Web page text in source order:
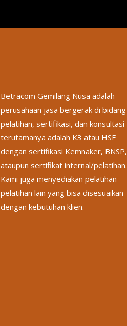
Betracom Gemilang Nusa adalah
perusahaan jasa bergerak di bidang
pelatihan, sertifikasi, dan konsultasi
terutamanya adalah K3 atau HSE
dengan sertifikasi Kemnaker, BNSP,
ataupun sertifikat internal/pelatihan.
Kami juga menyediakan pelatihan-
pelatihan lain yang bisa disesuaikan
dengan kebutuhan klien.